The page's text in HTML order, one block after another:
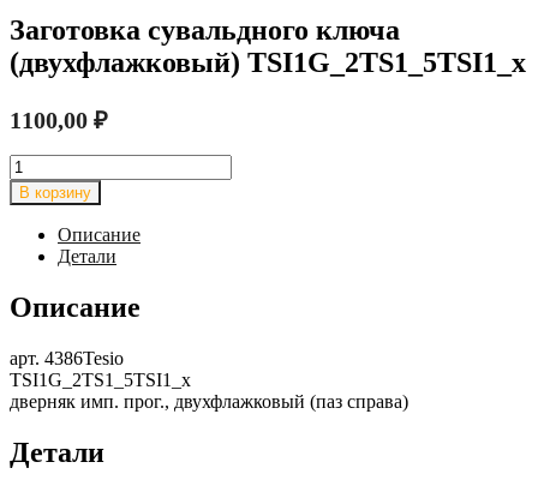
Заготовка сувальдного ключа
(двухфлажковый) TSI1G_2TS1_5TSI1_x
1100,00 ₽
Количество
товара
Заготовка
сувальдного
ключа
(двухфлажковый)
TSI1G_2TS1_5TSI1_x
В корзину
Описание
Детали
Описание
арт. 4386Tesio
TSI1G_2TS1_5TSI1_x
дверняк имп. прог., двухфлажковый (паз справа)
Детали